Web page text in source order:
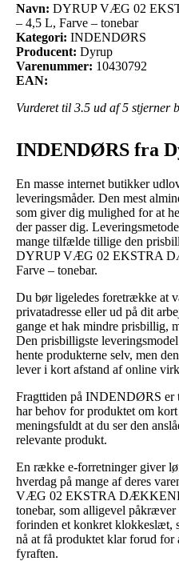
Navn: DYRUP VÆG 02
– 4,5 L, Farve – tonebar
Kategori: INDENDØRS
Producent: Dyrup
Varenummer: 10430792
EAN:
Vurderet til 3.5 ud af 5 stjerner
INDENDØRS fra
En masse internet butikker
leveringsmåder. Den mest
som giver dig mulighed for at
der passer dig.
mange tilfælde tillige den
DYRUP VÆG 02 EKSTRA
Farve – tonebar.
Du bør ligeledes foretrække at
privatadresse eller ud på dit
gange et hak mindre prisbillig,
Den prisbilligste
hente produkterne selv, men
lever i kort afstand af online
Fragttiden på INDENDØRS er
har behov for produktet om
meningsfuldt at du ser den
relevante produkt.
En række e-forretninger giver
hverdag på mange af deres
VÆG 02 EKSTRA
tonebar, som alligevel
forinden et konkret klokkeslæt,
nå at få produktet klar forud for
fyraften.